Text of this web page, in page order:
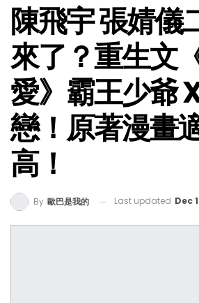
陳飛宇 張婧儀
來了？重生文
愛》霸王少爺
戀！原著漫畫
高！
By 歐巴是我的 Last updated Dec